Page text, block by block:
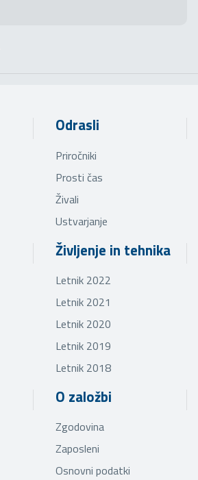
Odrasli
Priročniki
Prosti čas
Živali
Ustvarjanje
Življenje in tehnika
Letnik 2022
Letnik 2021
Letnik 2020
Letnik 2019
Letnik 2018
O založbi
Zgodovina
Zaposleni
Osnovni podatki